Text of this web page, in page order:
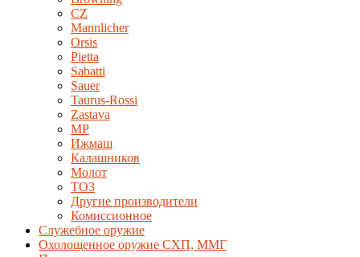
CZ
Mannlicher
Orsis
Pietta
Sabatti
Sauer
Taurus-Rossi
Zastava
MP
Ижмаш
Калашников
Молот
ТОЗ
Другие производители
Комиссионное
Служебное оружие
Охолощенное оружие СХП, ММГ